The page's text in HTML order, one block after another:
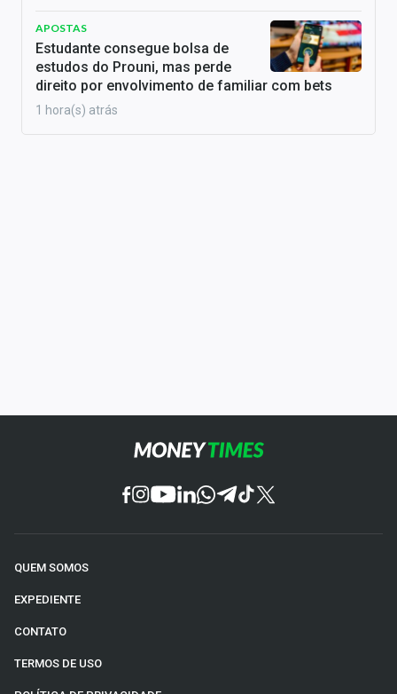
APOSTAS
Estudante consegue bolsa de
estudos do Prouni, mas perde
direito por envolvimento de familiar com bets
1 hora(s) atrás
QUEM SOMOS
EXPEDIENTE
CONTATO
TERMOS DE USO